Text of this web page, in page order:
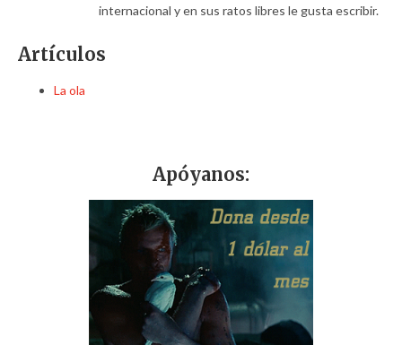
internacional y en sus ratos libres le gusta escribir.
Artículos
La ola
Apóyanos: